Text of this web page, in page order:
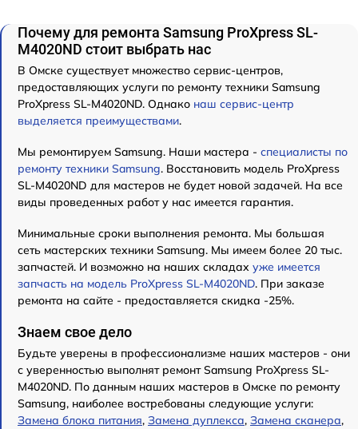
Почему для ремонта Samsung ProXpress SL-
M4020ND стоит выбрать нас
В Омске существует множество сервис-центров,
предоставляющих услуги по ремонту техники Samsung
ProXpress SL-M4020ND. Однако наш сервис-центр
выделяется преимуществами.
Мы ремонтируем Samsung. Наши мастера - специалисты по
ремонту техники Samsung. Восстановить модель ProXpress
SL-M4020ND для мастеров не будет новой задачей. На все
виды проведенных работ у нас имеется гарантия.
Минимальные сроки выполнения ремонта. Мы большая
сеть мастерских техники Samsung. Мы имеем более 20 тыс.
запчастей. И возможно на наших складах уже имеется
запчасть на модель ProXpress SL-M4020ND. При заказе
ремонта на сайте - предоставляется скидка -25%.
Знаем свое дело
Будьте уверены в профессионализме наших мастеров - они
с уверенностью выполнят ремонт Samsung ProXpress SL-
M4020ND. По данным наших мастеров в Омске по ремонту
Samsung, наиболее востребованы следующие услуги:
Замена блока питания, Замена дуплекса, Замена сканера,